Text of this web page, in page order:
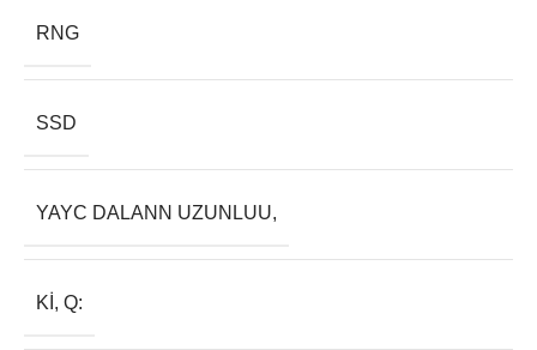
RNG
SSD
YAYC DALANN UZUNLUU,
KI, Q: